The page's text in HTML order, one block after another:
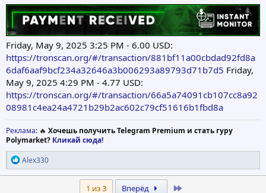
Friday, May 9, 2025 3:25 PM - 6.00 USD:
https://tronscan.org/#/transaction/881bf11a00cbdad92fd8a
6daf6aaf9bcf234a32646a3b006293a89793d71b7d5 Friday,
May 9, 2025 4:29 PM - 4.77 USD:
https://tronscan.org/#/transaction/66a5a74091cb107cc8a92
08981c4ea24a4721b29b2ac602c79cf51616b1fbd8a
Реклама: 🔥 Хочешь получить Telegram Premium и стать гуру
Polymarket? Кликай сюда!
Р
е
а
Alex330
1 из 3 Вперёд